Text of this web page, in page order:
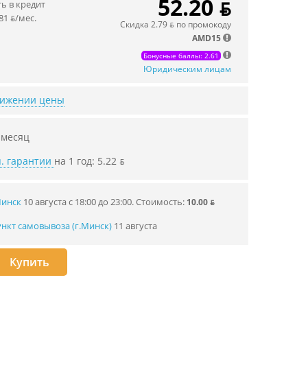
в кредит
ƃ/мec.
52.20 ƃ
Скидка 2.79 ƃ по промокоду
AMD15
Бонусные баллы: 2.61
Юридическим лицам
цены
гарантии на 1 год: 5.22 ƃ
10 августа с 18:00 до 23:00.Стоимость: 10.00 ƃ
самовывоза (г.Минск)11 августа
Купить